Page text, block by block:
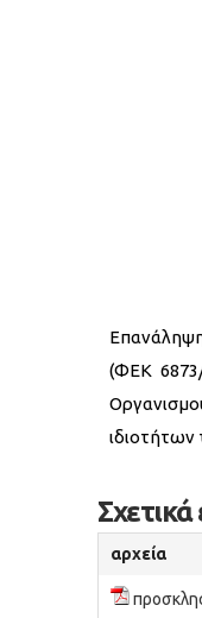
(ΦΕΚ
ιδιοτήτων
αρχεία